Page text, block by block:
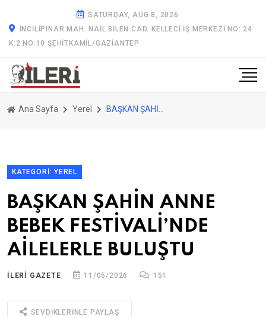
SATURDAY, AUG 8, 2026
İNCILIPINAR MAH. NAIL BILEN CAD. KELLECI İŞ MERKEZI NO: 24
K:2 NO:10 ŞEHITKAMIL/GAZİANTEP
Ana Sayfa Yerel
KATEGORI: YEREL
BAŞKAN ŞAHİN ANNE
BEBEK FESTİVALİ’NDE
AİLELERLE BULUŞTU
ILERİ GAZETE 11/05/2026 151
SEVDIKLERINLE PAYLAŞ